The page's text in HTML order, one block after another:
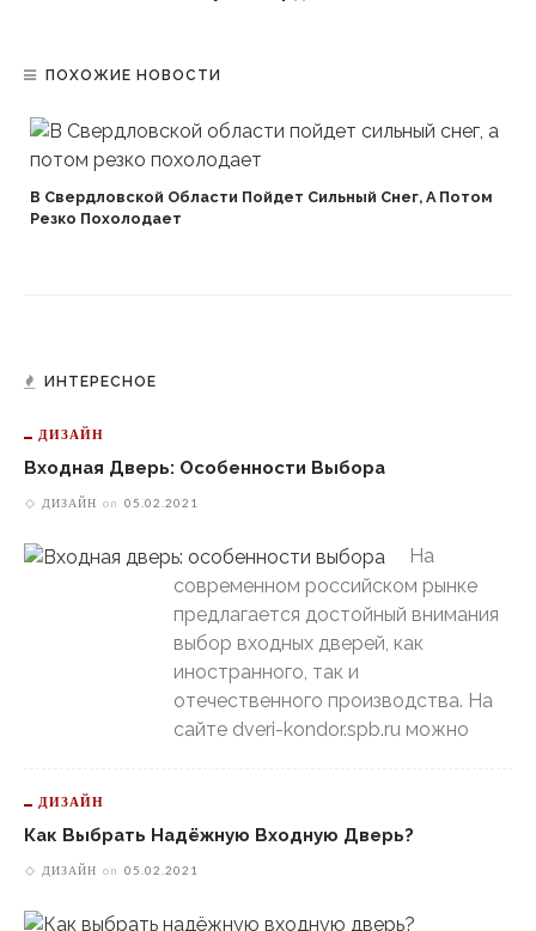
ПОХОЖИЕ НОВОСТИ
В Свердловской Области Пойдет Сильный Снег, А Потом
Резко Похолодает
ИНТЕРЕСНОЕ
ДИЗАЙН
Входная Дверь: Особенности Выбора
ДИЗАЙН on 05.02.2021
На
современном российском рынке
предлагается достойный внимания
выбор входных дверей, как
иностранного, так и
отечественного производства. На
сайте dveri-kondor.spb.ru можно
ДИЗАЙН
Как Выбрать Надёжную Входную Дверь?
ДИЗАЙН on 05.02.2021